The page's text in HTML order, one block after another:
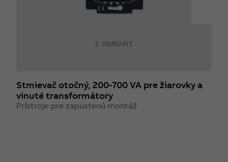
1 VARIANT
Stmievač otočný, 200-700 VA pre žiarovky a
vinuté transformátory
Prístroje pre zapustenú montáž